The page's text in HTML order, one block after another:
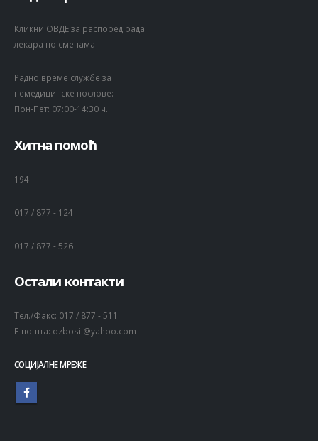
Кликни ОВДЕ за распоред рада
лекара по сменама
Радно време службе за
немедицинске послове:
Пон-Пет: 07:00-14:30 ч.
Хитна помоћ
194
017 / 877 - 124
017 / 877 - 526
Остали контакти
Тел./Факс: 017 / 877 - 511
Е-пошта: dzbosil@yahoo.com
СОЦИЈАЛНЕ МРЕЖЕ